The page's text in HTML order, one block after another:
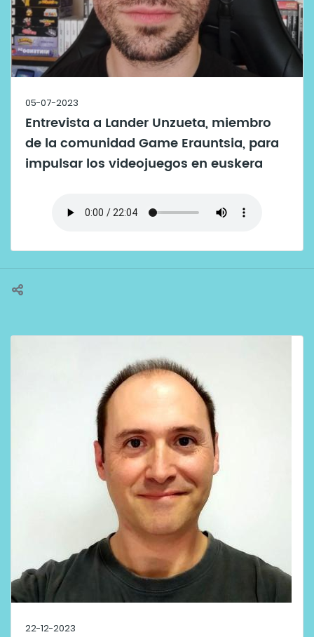
05-07-2023
Entrevista a Lander Unzueta, miembro
de la comunidad Game Erauntsia, para
impulsar los videojuegos en euskera
22-12-2023